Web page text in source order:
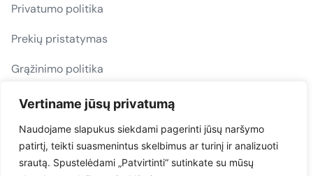
Vertiname jūsų privatumą
Naudojame slapukus siekdami pagerinti jūsų naršymo
patirtį, teikti suasmenintus skelbimus ar turinį ir analizuoti
srautą. Spustelėdami „Patvirtinti“ sutinkate su mūsų
Privatumo politika
Prekių pristatymas
Grąžinimo politika
D. U. K.
Sekite mus
evacarmats